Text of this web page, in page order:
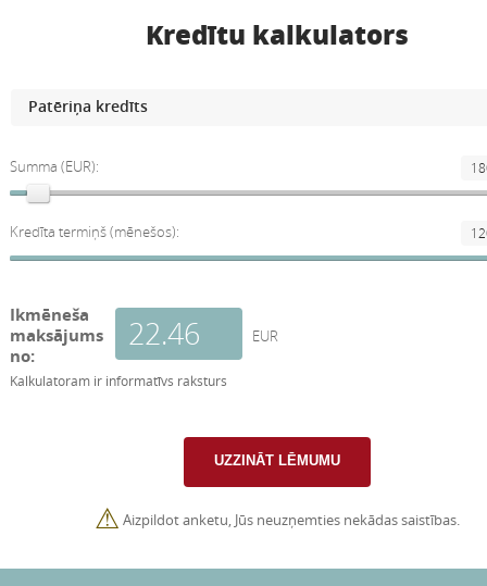
Kredītu kalkulators
Summa (EUR):
Kredīta termiņš (mēnešos):
Ikmēneša
maksājums
no:
EUR
Kalkulatoram ir informatīvs raksturs
⚠ Aizpildot anketu, Jūs neuzņemties nekādas saistības.